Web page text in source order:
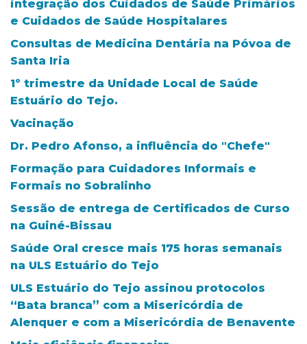
integração dos Cuidados de Saúde Primários
e Cuidados de Saúde Hospitalares
Consultas de Medicina Dentária na Póvoa de
Santa Iria
1º trimestre da Unidade Local de Saúde
Estuário do Tejo.
Vacinação
Dr. Pedro Afonso, a influência do "Chefe"
Formação para Cuidadores Informais e
Formais no Sobralinho
Sessão de entrega de Certificados de Curso
na Guiné-Bissau
Saúde Oral cresce mais 175 horas semanais
na ULS Estuário do Tejo
ULS Estuário do Tejo assinou protocolos
“Bata branca” com a Misericórdia de
Alenquer e com a Misericórdia de Benavente